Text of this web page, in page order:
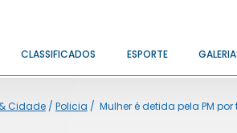
CLASSIFICADOS ESPORTE
Cidade/ Policia / Mulher é detida pela PM